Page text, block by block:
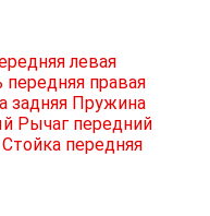
левая
передняя правая
задняя Пружина
Рычаг передний
Стойка передняя